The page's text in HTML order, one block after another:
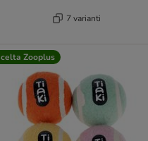
7 varianti
Zooplus